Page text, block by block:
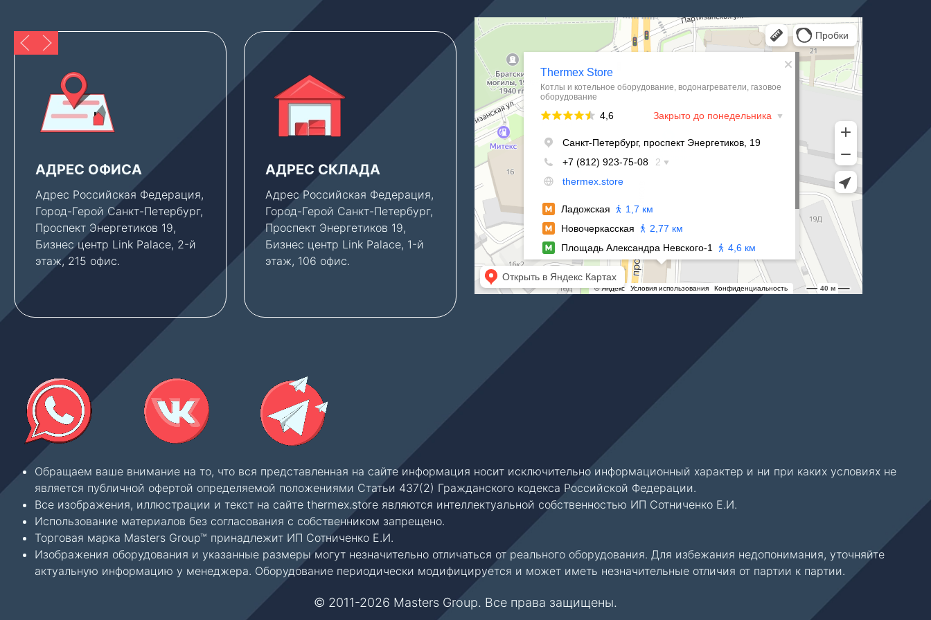
АДРЕС ОФИСА
Адрес Российская Федерация,
Город-Герой Санкт-Петербург,
Проспект Энергетиков 19,
Бизнес центр Link Palace, 2-й
этаж, 215 офис.
АДРЕС СКЛАДА
Адрес Российская Федерация,
Город-Герой Санкт-Петербург,
Проспект Энергетиков 19,
Бизнес центр Link Palace, 1-й
этаж, 106 офис.
ПАРКОВКА
Клиентам, которым нужна
консультация по новым
объектам, мы можем
предоставить парковочное
место во дворе бизнес центра
— бесплатно.
Thermex Store
Котлы и котельное оборудование в Санкт‑Петербурге
Водонагреватели в Санкт‑Петербурге
Обращаем ваше внимание на то, что вся представленная на сайте информация носит исключительно информационный характер и ни при каких условиях не
является публичной офертой определяемой положениями Статьи 437(2) Гражданского кодекса Российской Федерации.
Все изображения, иллюстрации и текст на сайте thermex.store являются интеллектуальной собственностью ИП Сотниченко Е.И.
Использование материалов без согласования с собственником запрещено.
Торговая марка Masters Group™ принадлежит ИП Сотниченко Е.И.
Изображения оборудования и указанные размеры могут незначительно отличаться от реального оборудования. Для избежания недопонимания, уточняйте
актуальную информацию у менеджера. Оборудование периодически модифицируется и может иметь незначительные отличия от партии к партии.
© 2011-2026 Masters Group. Все права защищены.